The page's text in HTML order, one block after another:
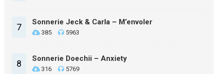
7 Sonnerie Jeck & Carla – M’envoler
385 5963
8 Sonnerie Doechii – Anxiety
316 5769